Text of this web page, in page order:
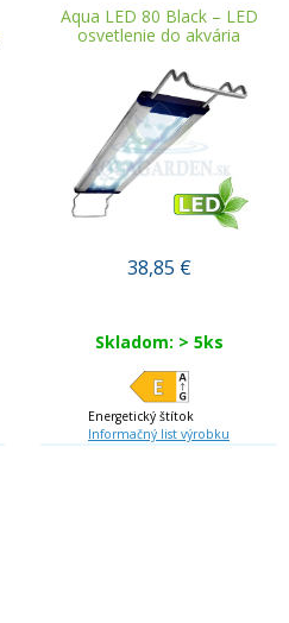
Aqua LED 80 Black – LED
osvetlenie do akvária
38,85 €
Skladom: > 5ks
Energetický štítok
Informačný list výrobku